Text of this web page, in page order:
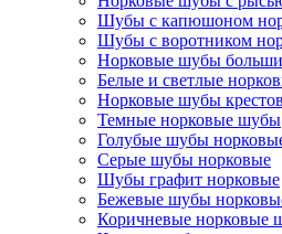
Шубы с капюшоном
Шубы с воротником
Норковые шубы
Белые и светлые
Норковые шубы
Темные норковые шубы
Голубые шубы
Серые шубы норковые
Шубы графит норковые
Бежевые шубы
Коричневые норковые